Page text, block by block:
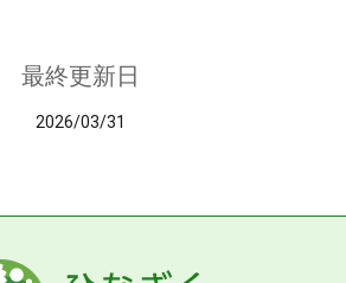
最終更新日
2026/03/31